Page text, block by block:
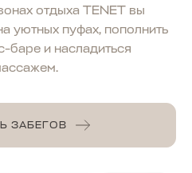
отдыха TENET вы
уютных пуфах, пополнить
баре и насладиться
ЗАБЕГОВ